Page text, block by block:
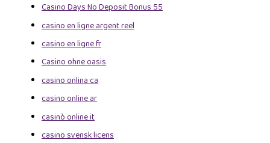
Casino Days No Deposit Bonus 55
casino en ligne argent reel
casino en ligne fr
Casino ohne oasis
casino onlina ca
casino online ar
casinò online it
casino svensk licens